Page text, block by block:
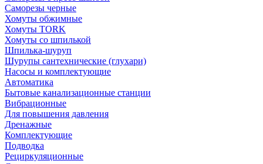
Саморезы черные
Хомуты обжимные
Хомуты TORK
Хомуты со шпилькой
Шпилька-шуруп
Шурупы сантехнические (глухари)
Насосы и комплектующие
Автоматика
Бытовые канализационные станции
Вибрационные
Для повышения давления
Дренажные
Комплектующие
Подводка
Рециркуляционные